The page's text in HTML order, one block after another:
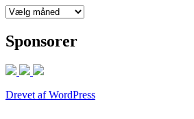
Nyhedsliste
Sponsorer
Drevet af WordPress